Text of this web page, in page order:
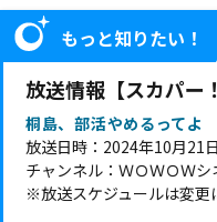
もっと知りたい！
放送情報【スカパー
桐島、部活やめるってよ
放送日時：2024年10月21
チャンネル：ＷＯＷＯＷシ
※放送スケジュールは変更